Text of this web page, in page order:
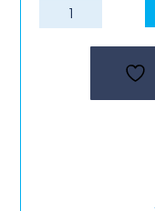
Krūzes
paliknis